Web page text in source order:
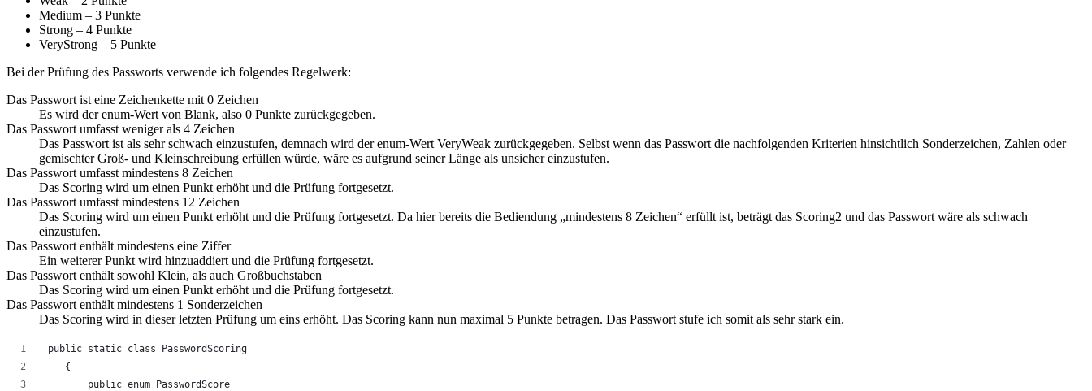
Medium – 3 Punkte
Strong – 4 Punkte
VeryStrong – 5 Punkte
Bei der Prüfung des Passworts verwende ich folgendes Regelwerk:
Das Passwort ist eine Zeichenkette mit 0 Zeichen
Es wird der enum-Wert von Blank, also 0 Punkte zurückgegeben.
Das Passwort umfasst weniger als 4 Zeichen
Das Passwort ist als sehr schwach einzustufen, demnach wird der enum-Wert VeryWeak zurückgegeben. Selbst wenn das Passwort die nachfolgenden Kriterien hinsichtlich Sonderzeichen, Zahlen oder
gemischter Groß- und Kleinschreibung erfüllen würde, wäre es aufgrund seiner Länge als unsicher einzustufen.
Das Passwort umfasst mindestens 8 Zeichen
Das Scoring wird um einen Punkt erhöht und die Prüfung fortgesetzt.
Das Passwort umfasst mindestens 12 Zeichen
Das Scoring wird um einen Punkt erhöht und die Prüfung fortgesetzt. Da hier bereits die Bediendung „mindestens 8 Zeichen“ erfüllt ist, beträgt das Scoring2 und das Passwort wäre als schwach
einzustufen.
Das Passwort enthält mindestens eine Ziffer
Ein weiterer Punkt wird hinzuaddiert und die Prüfung fortgesetzt.
Das Passwort enthält sowohl Klein, als auch Großbuchstaben
Das Scoring wird um einen Punkt erhöht und die Prüfung fortgesetzt.
Das Passwort enthält mindestens 1 Sonderzeichen
Das Scoring wird in dieser letzten Prüfung um eins erhöht. Das Scoring kann nun maximal 5 Punkte betragen. Das Passwort stufe ich somit als sehr stark ein.
public static class PasswordScoring
    {
        public enum PasswordScore